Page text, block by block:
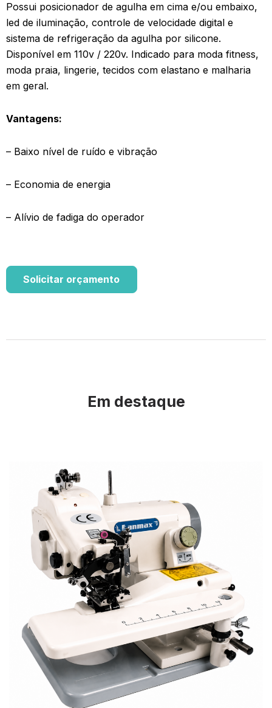
Possui posicionador de agulha em cima e/ou embaixo,
led de iluminação, controle de velocidade digital e
sistema de refrigeração da agulha por silicone.
Disponível em 110v / 220v. Indicado para moda fitness,
moda praia, lingerie, tecidos com elastano e malharia
em geral.
Vantagens:
– Baixo nível de ruído e vibração
– Economia de energia
– Alívio de fadiga do operador
Solicitar orçamento
Em destaque